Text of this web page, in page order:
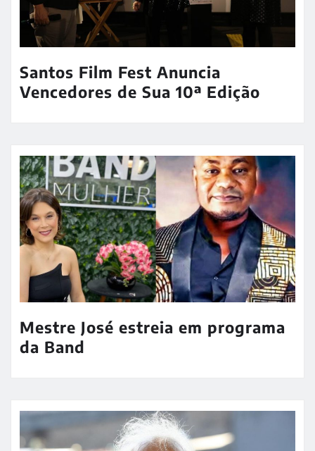
Santos Film Fest Anuncia
Vencedores de Sua 10ª Edição
Mestre José estreia em programa
da Band